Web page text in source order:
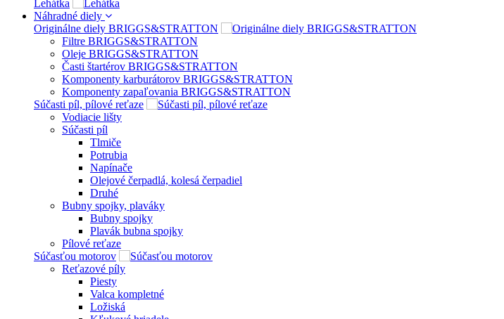
Lehátka
Náhradné diely
Originálne diely BRIGGS&STRATTON
Filtre BRIGGS&STRATTON
Oleje BRIGGS&STRATTON
Časti štartérov BRIGGS&STRATTON
Komponenty karburátorov BRIGGS&STRATTON
Komponenty zapaľovania BRIGGS&STRATTON
Súčasti píl, pílové reťaze
Vodiacie lišty
Súčasti píl
Tlmiče
Potrubia
Napínače
Olejové čerpadlá, kolesá čerpadiel
Druhé
Bubny spojky, plaváky
Bubny spojky
Plavák bubna spojky
Pílové reťaze
Súčasťou motorov
Reťazové píly
Piesty
Valca kompletné
Ložiská